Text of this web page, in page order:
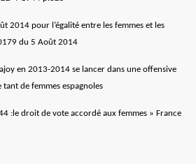
2014 pour l’égalité entre les femmes et les
du 5 Août 2014
en 2013-2014 se lancer dans une offensive
de femmes espagnoles
:le droit de vote accordé aux femmes » France